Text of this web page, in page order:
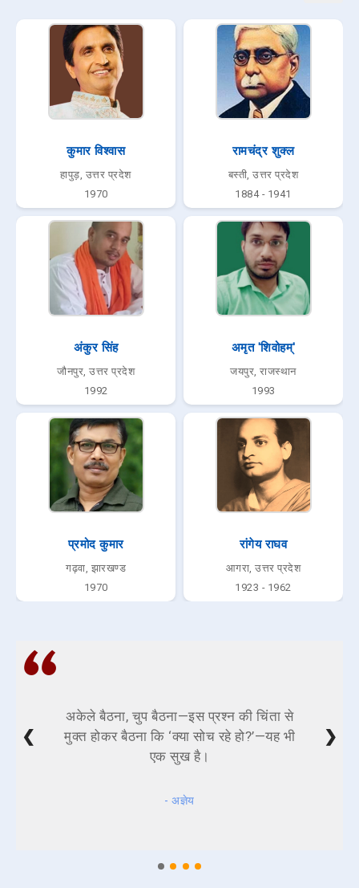
कुमार विश्वास
हापुड़, उत्तर प्रदेश
1970
रामचंद्र शुक्ल
बस्ती, उत्तर प्रदेश
1884 - 1941
अंकुर सिंह
जौनपुर, उत्तर प्रदेश
1992
अमृत 'शिवोहम्'
जयपुर, राजस्थान
1993
प्रमोद कुमार
गढ़वा, झारखण्ड
1970
रांगेय राघव
आगरा, उत्तर प्रदेश
1923 - 1962
अकेले बैठना, चुप बैठना—इस प्रश्न की चिंता से
मुक्त होकर बैठना कि ‘क्या सोच रहे हो?’—यह भी
एक सुख है।
- अज्ञेय
❮ ❯